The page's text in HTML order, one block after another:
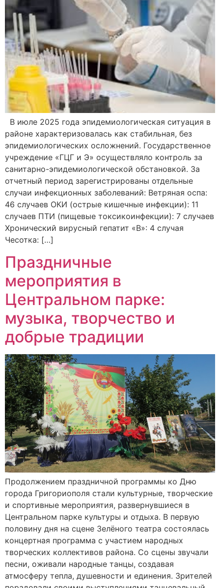
В июле 2025 года эпидемиологическая ситуация в
районе характеризовалась как стабильная, без
эпидемиологических осложнений. Государственное
учреждение «ГЦГ и Э» осуществляло контроль за
санитарно-эпидемиологической обстановкой. За
отчетный период зарегистрированы отдельные
случаи инфекционных заболеваний: Ветряная оспа:
46 случаев ОКИ (острые кишечные инфекции): 11
случаев ПТИ (пищевые токсикоинфекции): 7 случаев
Хронический вирусный гепатит «В»: 4 случая
Чесотка: […]
Праздничные
мероприятия в
Центральном парке:
музыка, творчество и
добрые традиции
Продолжением праздничной программы ко Дню
города Григориополя стали культурные, творческие
и спортивные мероприятия, развернувшиеся в
Центральном парке культуры и отдыха. В первую
половину дня на сцене Зелёного театра состоялась
концертная программа с участием народных
творческих коллективов района. Со сцены звучали
песни, оживали народные танцы, создавая
атмосферу тепла, душевности и единения. Зрителей